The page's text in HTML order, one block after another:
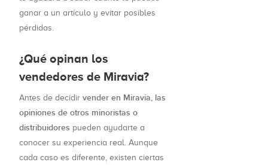
ganar a un artículo y evitar posibles
pérdidas.
¿Qué opinan los
vendedores de Miravia?
Antes de decidir vender en Miravia, las
opiniones de otros minoristas o
distribuidores pueden ayudarte a
conocer su experiencia real. Aunque
cada caso es diferente, existen ciertas